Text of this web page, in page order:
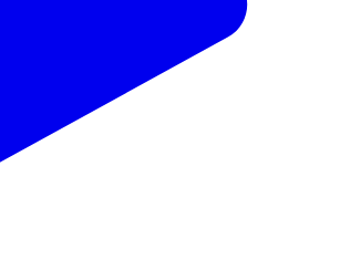
मधेपुरा जिला सूचना एवं जनसंपर्क
अगस्त 2026 **मधेपुरा में भव्य सोलर मेला